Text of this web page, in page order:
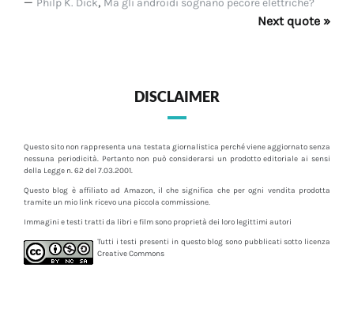
Next quote »
DISCLAIMER
Questo sito non rappresenta una testata giornalistica perché viene aggiornato senza
nessuna periodicità. Pertanto non può considerarsi un prodotto editoriale ai sensi
della Legge n. 62 del 7.03.2001.
Questo blog è affiliato ad Amazon, il che significa che per ogni vendita prodotta
tramite un mio link ricevo una piccola commissione.
Immagini e testi tratti da libri e film sono proprietà dei loro legittimi autori
Tutti i testi presenti in questo blog sono pubblicati sotto licenza
Creative Commons